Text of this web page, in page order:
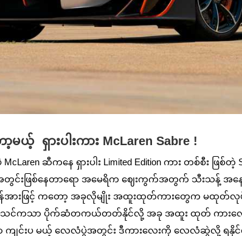
ရှားပါးကား McLaren Sabre !
ဆီကနေ ရှားပါး Limited Edition ကား တစ်စီး ဖြ
င်းဖြစ်နေတာရော အမေရိက ဈေးကွက်အတွက် သီးသန့် အနေနဲ့
န်အားဖြင့် ကတော့ အခုလိုမျိုး အထူးထုတ်ကားတွေက မထုတ်လုပ်ပ
သင်ကသာ ပိုက်ဆံတကယ်တတ်နိုင်လို့ အခု အထူး ထုတ် ကားလေး
မှာ ကျင်းပ မယ့် လေလံပွဲအတွင်း ဒီကားလေးကို လေလံဆွဲလို့ ရနိုင်